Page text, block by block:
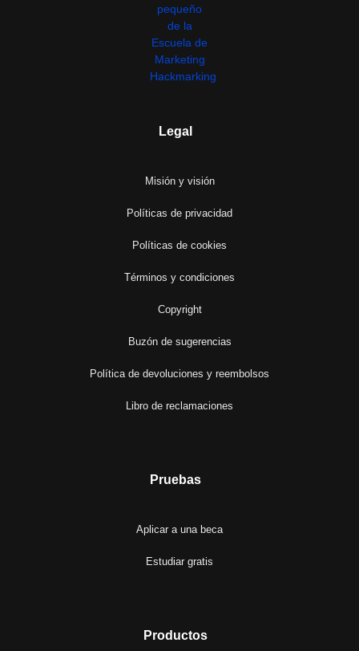
Legal
Misión y visión
Políticas de privacidad
Políticas de cookies
Términos y condiciones
Copyright
Buzón de sugerencias
Política de devoluciones y reembolsos
Libro de reclamaciones
Pruebas
Aplicar a una beca
Estudiar gratis
Productos